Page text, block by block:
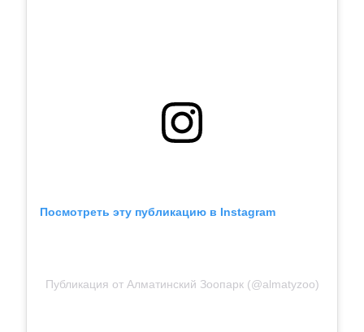
Посмотреть эту публикацию в Instagram
Публикация от Алматинский Зоопарк (@almatyzoo)